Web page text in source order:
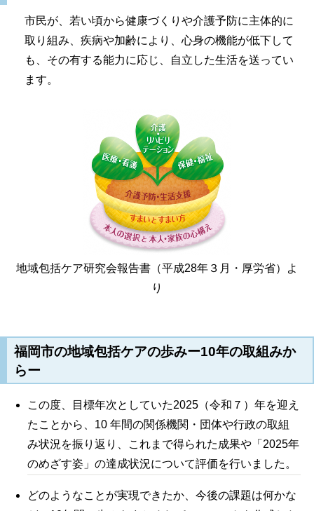
市民が、若い頃から健康づくりや介護予防に主体的に
取り組み、疾病や加齢により、心身の機能が低下して
も、その有する能力に応じ、自立した生活を送ってい
ます。
地域包括ケア研究会報告書（平成28年３月・厚労省）よ
り
福岡市の地域包括ケアの歩みー10年の取組みか
らー
この度、目標年次としていた2025（令和７）年を迎え
たことから、10 年間の関係機関・団体や行政の取組
み状況を振り返り、これまで得られた成果や「2025年
のめざす姿」の達成状況について評価を行いました。
どのようなことが実現できたか、今後の課題は何かな